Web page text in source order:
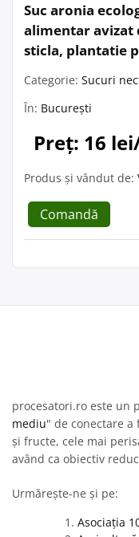
Suc aronia
alimentar avizat
sticla, plantatie
Categorie: Sucuri
În: București
Preț: 16
Produs și vândut de:
Comandă
procesatori.ro este un
mediu" de conectare
și fructe, cele mai
având ca obiectiv
Urmărește-ne și pe:
Asociația